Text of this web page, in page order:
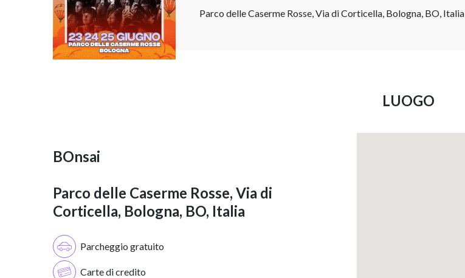
Parco delle Caserme Rosse, Via di Corticella, Bologna, BO, Italia
LUOGO
BOnsai
Parco delle Caserme Rosse, Via di
Corticella, Bologna, BO, Italia
Parcheggio gratuito
Carte di credito